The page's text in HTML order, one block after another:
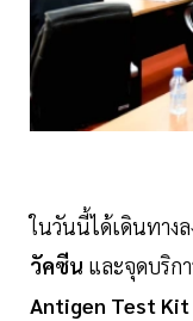
ในวันนี้ได้เดินทาง
วัคซีน และจุดบริก
Antigen Test Kit